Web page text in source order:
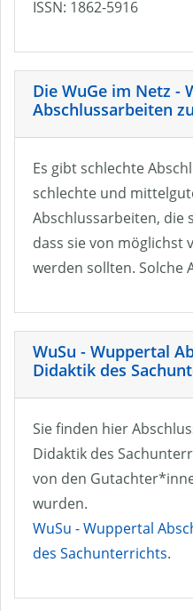
ISSN: 1862-5916
Die WuGe im Netz -
Abschlussarbeiten
Es gibt schlechte
schlechte und
Abschlussarbeiten, die
dass sie von möglichst
werden sollten. Solche
WuSu - Wuppertal
Didaktik des
Sie finden hier
Didaktik des
von den
wurden.
WuSu - Wuppertal
des Sachunterrichts.